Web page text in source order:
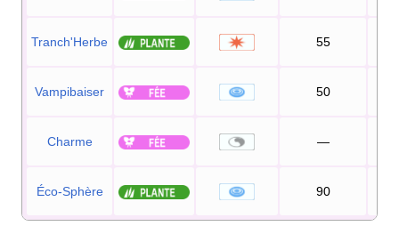
Tranch'Herbe 55
Vampibaiser 50
Charme —
Éco-Sphère 90